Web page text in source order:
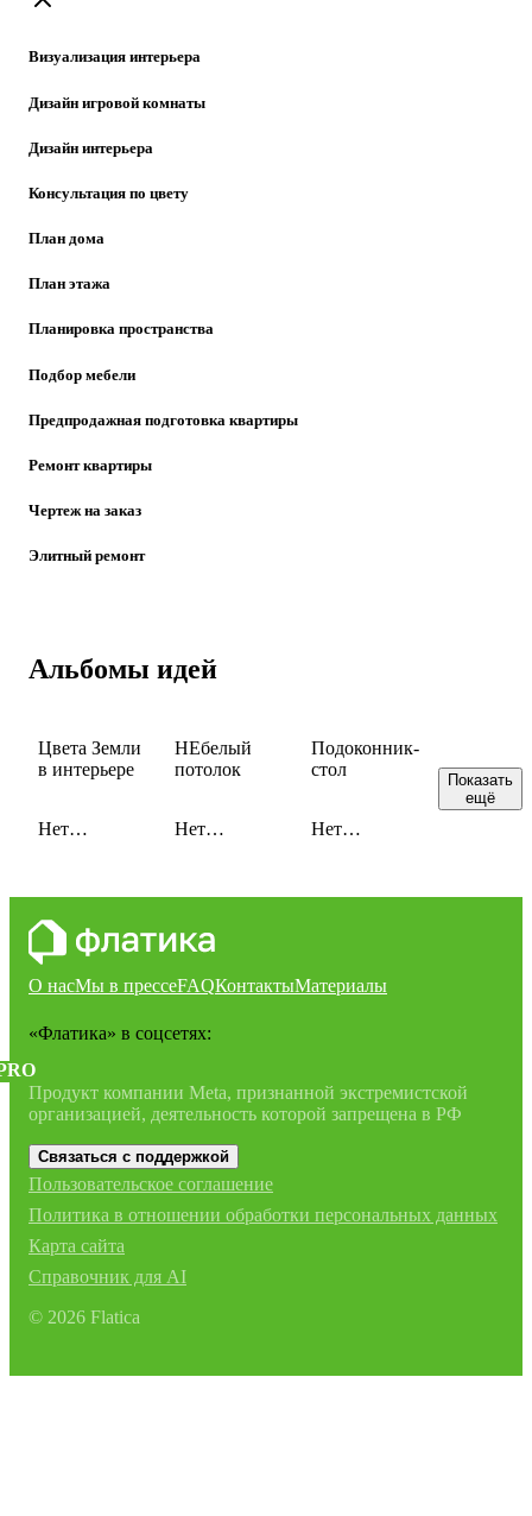
Визуализация интерьера
Дизайн игровой комнаты
Дизайн интерьера
Консультация по цвету
План дома
План этажа
Планировка пространства
Подбор мебели
Предпродажная подготовка квартиры
Ремонт квартиры
Чертеж на заказ
Элитный ремонт
Альбомы идей
Цвета Земли
в интерьере
Нет
НЕбелый
потолок
Нет
Подоконник-
стол
Нет
Показать
ещё
О насМы в прессеFAQКонтактыМатериалы
«Флатика» в соцсетях:
Продукт компании Meta, признанной экстремистской
организацией, деятельность которой запрещена в РФ
Связаться с поддержкой
Пользовательское соглашение
Политика в отношении обработки персональных данных
Карта сайта
Справочник для AI
© 2026 Flatica